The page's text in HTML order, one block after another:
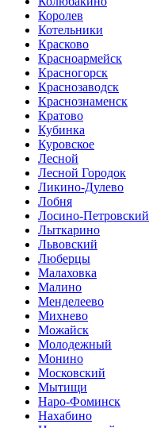
Королев
Котельники
Красково
Красноармейск
Красногорск
Краснозаводск
Краснознаменск
Кратово
Кубинка
Куровское
Лесной
Лесной Городок
Ликино-Дулево
Лобня
Лосино-Петровский
Лыткарино
Львовский
Люберцы
Малаховка
Малино
Менделеево
Михнево
Можайск
Молодежный
Монино
Московский
Мытищи
Наро-Фоминск
Нахабино